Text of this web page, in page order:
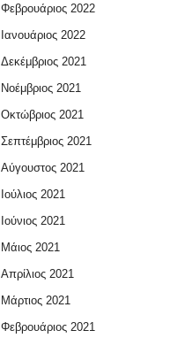
Φεβρουάριος 2022
Ιανουάριος 2022
Δεκέμβριος 2021
Νοέμβριος 2021
Οκτώβριος 2021
Σεπτέμβριος 2021
Αύγουστος 2021
Ιούλιος 2021
Ιούνιος 2021
Μάιος 2021
Απρίλιος 2021
Μάρτιος 2021
Φεβρουάριος 2021